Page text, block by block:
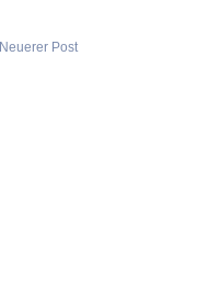
Neuerer Post